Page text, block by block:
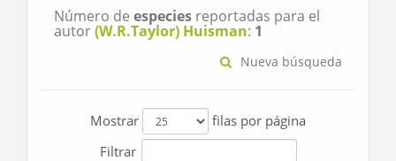
Número de especies reportadas para el
autor(W.R.Taylor) Huisman: 1
Nueva búsqueda
Mostrar
filas por página
Filtrar